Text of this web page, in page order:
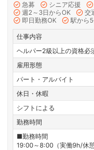
急募
シニア応援
週2～3日からOK
交
即日勤務OK
駅から
仕事内容
ヘルパー2級以上の資格
雇用形態
パート・アルバイト
休日・休暇
シフトによる
勤務時間
■勤務時間
19:00～8:00（実働9h/休憩